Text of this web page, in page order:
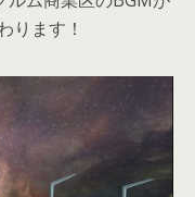
ります！